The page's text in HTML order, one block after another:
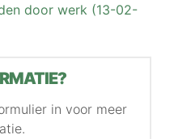
door werk (13-02-
in voor meer